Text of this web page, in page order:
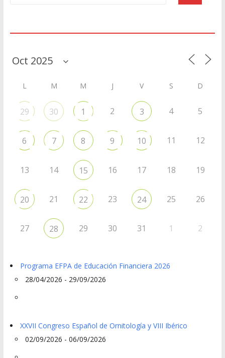
L M M J V S D
29 30 1 2 3 4 5
6 7 8 9 10 11 12
13 14 15 16 17 18 19
20 21 22 23 24 25 26
27 28 29 30 31 1 2
Programa EFPA de Educación Financiera 2026
28/04/2026 - 29/09/2026
XXVII Congreso Español de Ornitología y VIII Ibérico
02/09/2026 - 06/09/2026